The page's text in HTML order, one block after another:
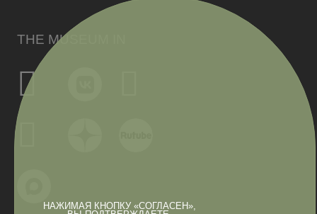
НАЖИМАЯ КНОПКУ «СОГЛАСЕН»,
THE MUSEUM IN